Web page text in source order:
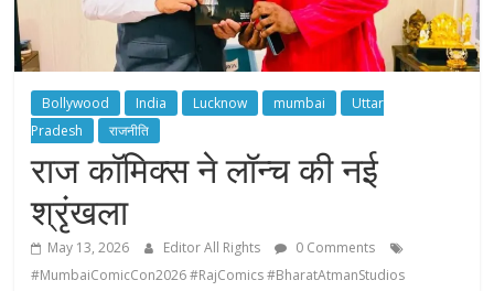
Bollywood India Lucknow mumbai
Uttar
Pradesh
राजनीति
राज कॉमिक्स ने लॉन्च की नई
श्रृंखला
May 13, 2026 Editor All Rights
0 Comments
#MumbaiComicCon2026 #RajComics #BharatAtmanStudios